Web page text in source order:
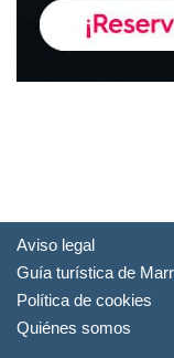
Aviso legal
Guía turística de
Política de cookies
Quiénes somos